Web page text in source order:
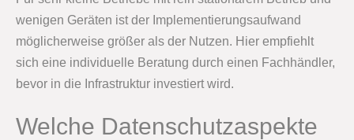
wenigen Geräten ist der Implementierungsaufwand
möglicherweise größer als der Nutzen. Hier empfiehlt
sich eine individuelle Beratung durch einen Fachhändler,
bevor in die Infrastruktur investiert wird.
Welche Datenschutzaspekte